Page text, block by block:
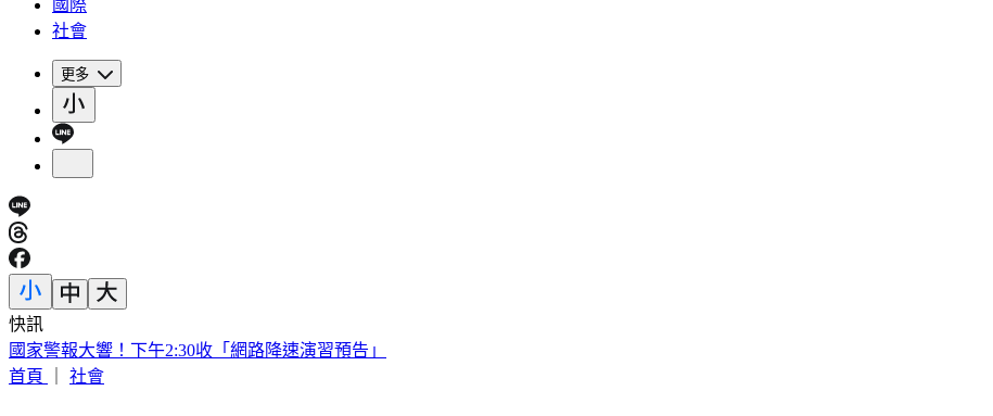
國際
社會
更多
快訊
被選上國民法官該怎麼辦? 司法院廣告
首頁
社會